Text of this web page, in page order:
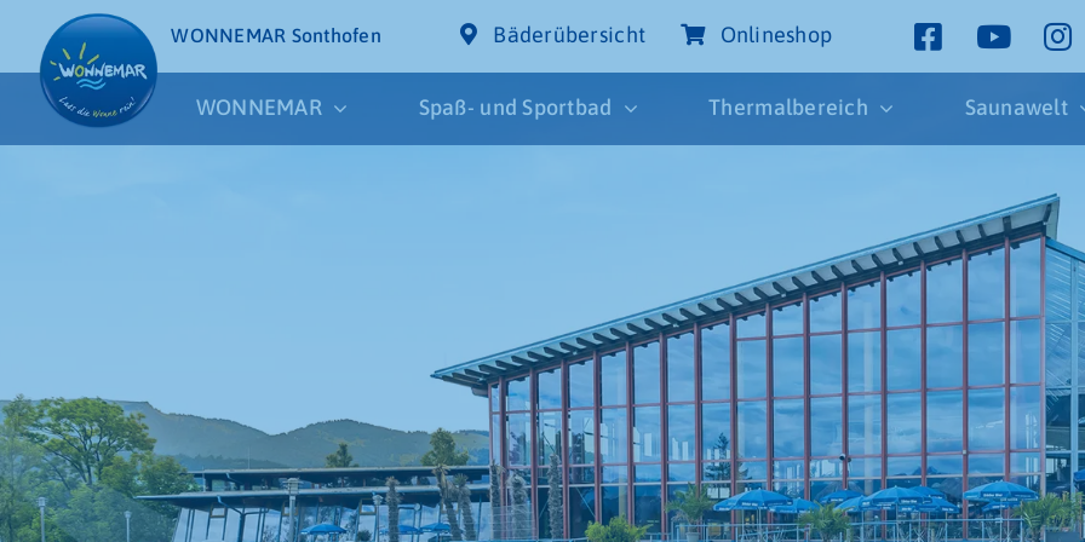
content
WONNEMAR Sonthofen Bäderübersicht Onlineshop
WONNEMAR Spaß- und Sportbad Thermalbereich Saunawelt